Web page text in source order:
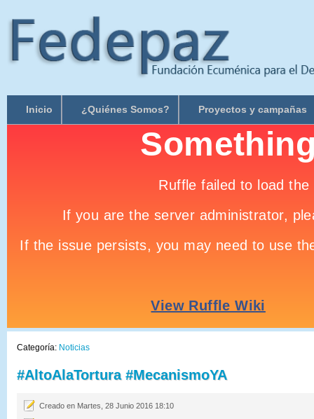
Inicio ¿Quiénes Somos? Proyectos y campañas
Categoría: Noticias
‪#‎AltoAlaTortura‬ ‪#‎MecanismoYA‬
Creado en Martes, 28 Junio 2016 18:10